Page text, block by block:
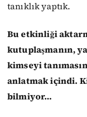
tanıklık yaptık.
Bu etkinliği
kutuplaşmanın,
kimseyi
anlatmak içindi.
bilmiyor…